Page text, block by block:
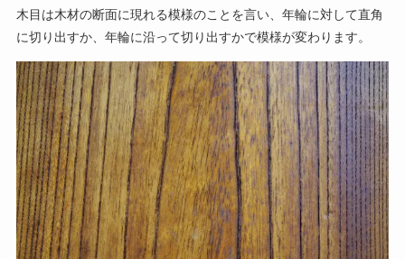
木目は木材の断面に現れる模様のことを言い、年輪に対して直角
に切り出すか、年輪に沿って切り出すかで模様が変わります。